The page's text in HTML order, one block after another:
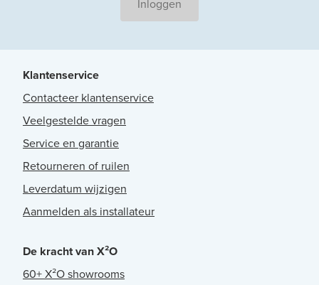
Inloggen
Klantenservice
Contacteer klantenservice
Veelgestelde vragen
Service en garantie
Retourneren of ruilen
Leverdatum wijzigen
Aanmelden als installateur
De kracht van X²O
60+ X²O showrooms